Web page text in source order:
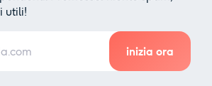
utili!